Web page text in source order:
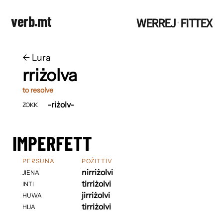
verb.mt WERREJ·FITTEX
← ​​Lura
rriżolva
to resolve
ZOKK -riżolv-
IMPERFETT
PERSUNA
JIENA
INTI
HUWA
HIJA
POŻITTIV
nirriżolvi
tirriżolvi
jirriżolvi
tirriżolvi